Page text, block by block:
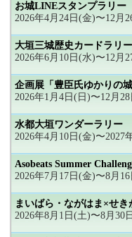
お城LINEスタンプラリー
2026年4月24日(金)〜12月
大垣三城歴史カードラリー
2026年6月10日(水)〜12月
企画展「豊臣氏ゆかりの
2026年1月4日(日)〜12月
水都大垣ワンダーラリー
2026年4月10日(金)〜2027
Asobeats Summer
2026年7月17日(金)〜8月
まいばら・ながはま×せ
2026年8月1日(土)〜8月30